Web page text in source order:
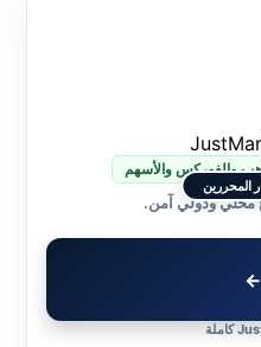
المحررين
والفوركس والأسهم
محلي ودولي آمن.
←